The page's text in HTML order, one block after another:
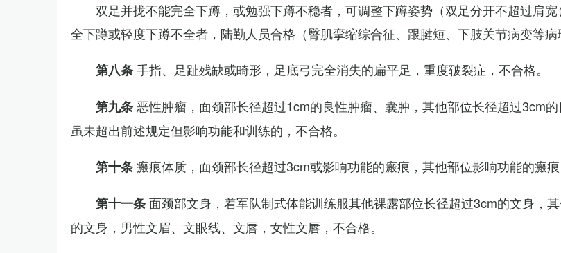
双足并拢不能完全下蹲，或勉强下蹲不稳者，可调整下蹲姿势（双足分开不超过肩
全下蹲或轻度下蹲不全者，陆勤人员合格（臀肌挛缩综合征、跟腱短、下肢关节病变等病
第八条手指、足趾残缺或畸形，足底弓完全消失的扁平足，重度皲裂症，不合格。
第九条恶性肿瘤，面颈部长径超过1cm的良性肿瘤、囊肿，其他部位长径超过3cm
虽未超出前述规定但影响功能和训练的，不合格。
第十条 瘢痕体质，面颈部长径超过3cm或影响功能的瘢痕，其他部位影响功能的瘢痕
第十一条面颈部文身，着军队制式体能训练服其他裸露部位长径超过3cm的文身，
的文身，男性文眉、文眼线、文唇，女性文唇，不合格。